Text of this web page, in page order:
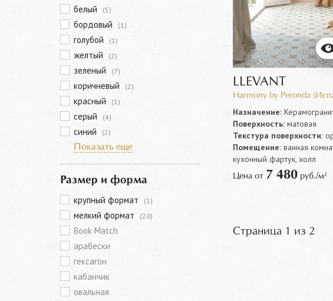
белый (5)
бордовый (1)
голубой (1)
желтый (2)
зеленый (7)
коричневый (2)
красный (1)
серый (4)
синий
(2)
Показать еще
Размер и форма
крупный формат (1)
мелкий формат (20)
Book Match
арабески
гексагон
кабанчик
овальная
LLEVANT
Harmony by Peronda
Назначение:
Поверхность:матовая
Текстура поверхности:
Помещение:ванная
кухонный фартук, холл
Цена от 7 480руб./м²
Страница 1 из 2